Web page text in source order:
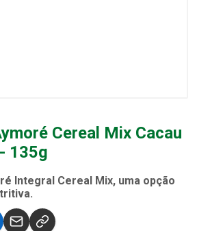
Cereal Mix Cacau
135g
Integral Cereal Mix, uma opção